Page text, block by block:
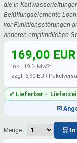
die in
Belüflungselemente
vor Funktionsstörungen
anderen empfindlichen
169,00 EUR
inkl. 19 % MwSt.
zzgl. 6,90 EUR
✔ Lieferbar –
✉
Menge: 🛒